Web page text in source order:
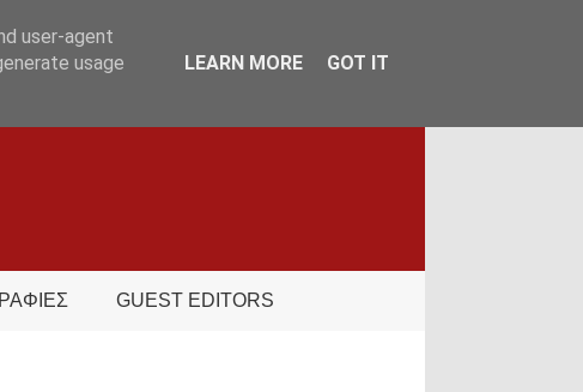
GUEST EDITORS
user-agent
usage
LEARN MORE GOT IT